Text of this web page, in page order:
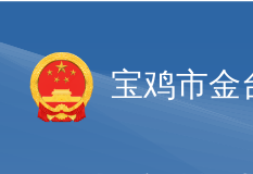
宝鸡市金